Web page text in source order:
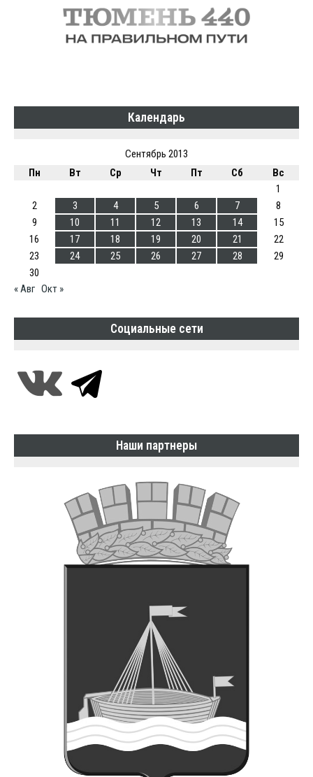
Календарь
Сентябрь 2013
Пн
Вт Ср Чт Пт Сб
Вс
1
2
3 4 5 6 7
8
9
10 11 12 13 14
15
16
17 18 19 20 21
22
23
24 25 26 27 28
29
30
« Авг Окт »
Социальные сети
Наши партнеры